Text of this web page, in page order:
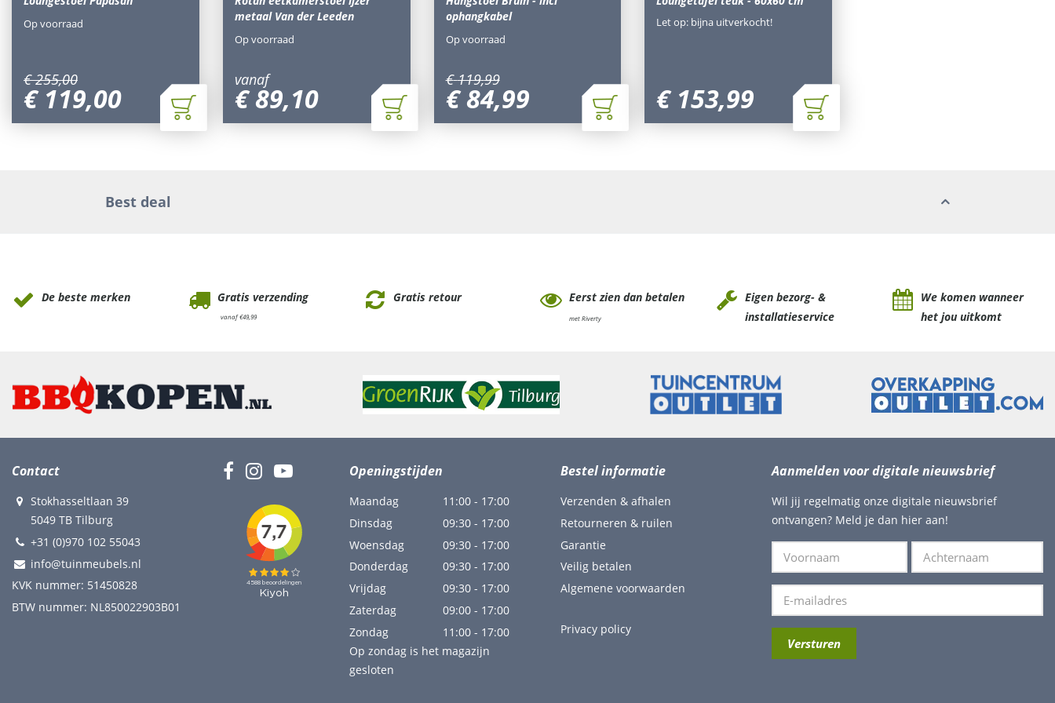
€ 255,00
€ 119,00
Op voorraad
metaal Van der Leeden
vanaf
€ 89,10
Op voorraad
ophangkabel
€ 119,99
€ 84,99
Op voorraad
€ 153,99
Let op: bijna uitverkocht!
Best deal
De beste merken Gratis verzending
vanaf €49,99
Gratis retour Eerst zien dan betalen
met Riverty
Eigen bezorg- &
installatieservice
We komen wanneer
het jou uitkomt
Contact
Stokhasseltlaan 39
5049 TB Tilburg
+31 (0)970 102 55043
info@tuinmeubels.nl
KVK nummer: 51450828
BTW nummer: NL850022903B01
Openingstijden
Maandag
11:00 - 17:00
Dinsdag
09:30 - 17:00
Woensdag
09:30 - 17:00
Donderdag
09:30 - 17:00
Vrijdag
09:30 - 17:00
Zaterdag
09:00 - 17:00
Zondag
11:00 - 17:00
Op zondag is het magazijn
gesloten
Bestel informatie
Verzenden & afhalen
Retourneren & ruilen
Garantie
Veilig betalen
Algemene voorwaarden
Privacy policy
Aanmelden voor digitale nieuwsbrief
Wil jij regelmatig onze digitale nieuwsbrief
ontvangen? Meld je dan hier aan!